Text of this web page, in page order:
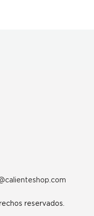
reservados.